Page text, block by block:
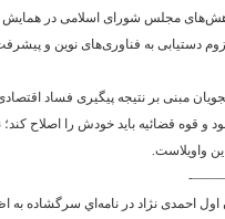
مجلس شورای اسلامی در همایش
دستیابی به فناوری‌های نوین و
مبنی بر نتیجه پیگیری فساد
و قوه قضائیه باید خودش را اصلاح
واویلاست.
احمدی نژاد در نامه‌اي سرگشاده